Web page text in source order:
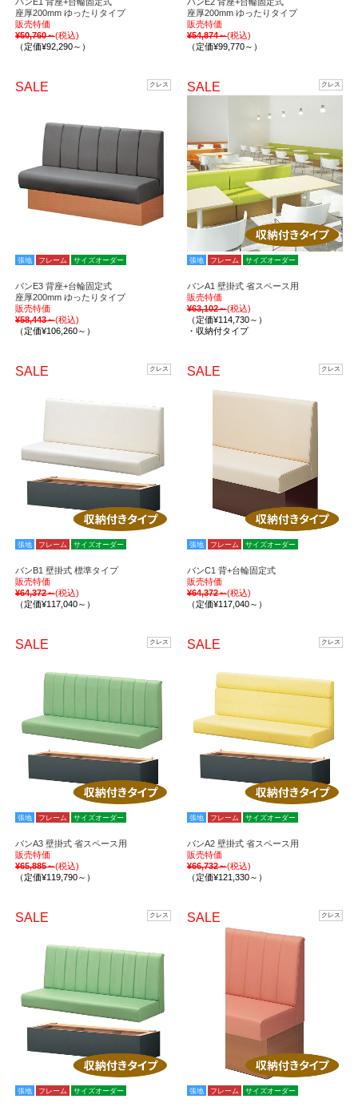
座厚200mm ゆったりタイプ
販売特価
¥50,760～(税込)
（定価¥92,290～）
座厚200mm ゆったりタイプ
販売特価
¥54,874～(税込)
（定価¥99,770～）
SALE クレス
張地 フレーム サイズオーダー
バンE3 背座+台輪固定式
座厚200mm ゆったりタイプ
販売特価
¥58,443～(税込)
（定価¥106,260～）
SALE クレス
張地 フレーム サイズオーダー
バンA1 壁掛式 省スペース用
販売特価
¥63,102～(税込)
（定価¥114,730～）
・収納付タイプ
SALE クレス
張地 フレーム サイズオーダー
バンB1 壁掛式 標準タイプ
販売特価
¥64,372～(税込)
（定価¥117,040～）
SALE クレス
張地 フレーム サイズオーダー
バンC1 背+台輪固定式
販売特価
¥64,372～(税込)
（定価¥117,040～）
SALE クレス
張地 フレーム サイズオーダー
バンA3 壁掛式 省スペース用
販売特価
¥65,885～(税込)
（定価¥119,790～）
SALE クレス
張地 フレーム サイズオーダー
バンA2 壁掛式 省スペース用
販売特価
¥66,732～(税込)
（定価¥121,330～）
SALE クレス
張地 フレーム サイズオーダー
SALE クレス
張地 フレーム サイズオーダー